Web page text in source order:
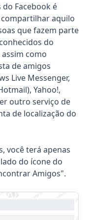
Facebook é
aquilo
que fazem parte
do
como
de amigos
Live Messenger,
Yahoo!,
outro serviço de
de localização do
você terá apenas
do ícone do
Amigos".